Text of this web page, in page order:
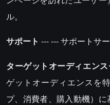
ル。
サポート --- --- サポートサー
ターゲットオーディエン
ゲットオーディエンスを
プ、消費者、購入動機）